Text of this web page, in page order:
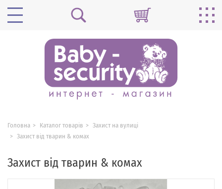
Головна Каталог товарів
Захист на вулиці
Захист від тварин & комах
Захист від тварин & комах